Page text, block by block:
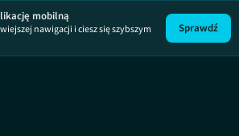
Łapu Capu
mobilną
nawigacji i ciesz się szybszym
Sprawdź